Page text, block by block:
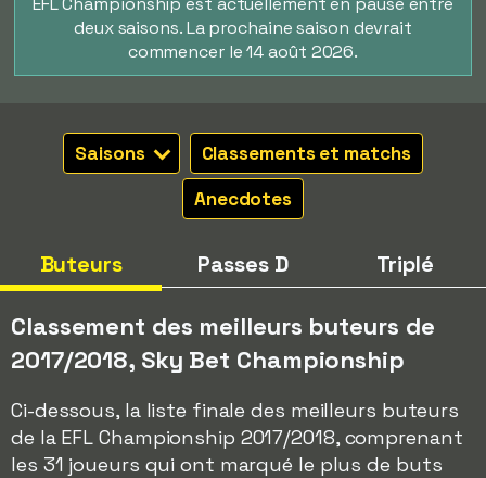
deux saisons. La prochaine saison devrait
commencer le 14 août 2026.
Saisons
Classements et matchs
Anecdotes
Buteurs Passes D Triplé
Classement des meilleurs buteurs de
2017/2018, Sky Bet Championship
Ci-dessous, la liste finale des meilleurs buteurs
de la EFL Championship 2017/2018, comprenant
les 31 joueurs qui ont marqué le plus de buts